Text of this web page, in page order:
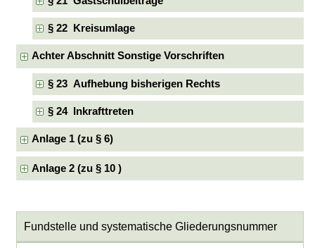
§ 22 Kreisumlage
Achter Abschnitt Sonstige Vorschriften
§ 23 Aufhebung bisherigen Rechts
§ 24 Inkrafttreten
Anlage 1 (zu § 6)
Anlage 2 (zu § 10 )
Fundstelle und systematische Gliederungsnummer